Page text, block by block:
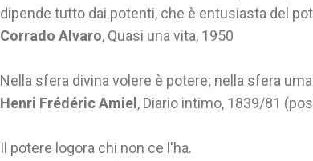
dipende tutto dai potenti, che è entusiasta del
Corrado Alvaro, Quasi una vita, 1950
Nella sfera divina volere è potere; nella sfera
Henri Frédéric Amiel , Diario intimo, 1839/81
Il potere logora chi non ce l'ha.